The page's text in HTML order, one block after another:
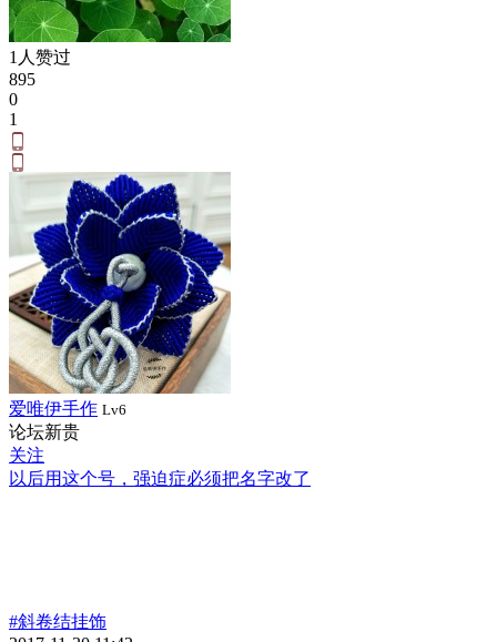
1人赞过
895
0
1
爱唯伊手作 Lv6
论坛新贵
关注
以后用这个号，强迫症必须把名字改了
#斜卷结挂饰